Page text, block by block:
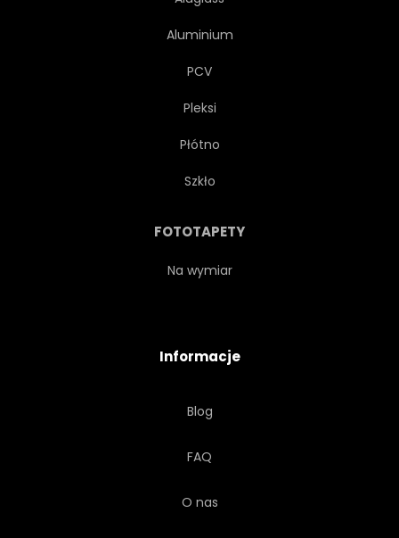
Aluminium
PCV
Pleksi
Płótno
Szkło
FOTOTAPETY
Na wymiar
Informacje
Blog
FAQ
O nas